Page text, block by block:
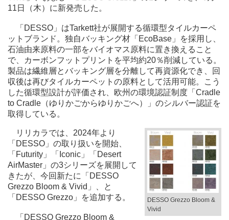
11日（木）に新発売した。
「DESSO」はTarkett社が展開する循環型タイルカーペ
ットブランド。独自バッキング材「EcoBase」を採用し、
石油由来原料の一部をバイオマス原料に置き換えること
で、カーボンフットプリントを平均約20％削減している。
製品は繊維層とバッキング層を分離して再資源化でき、回
収後は再びタイルカーペットの原料として活用可能。こう
した循環型設計が評価され、欧州の環境認証制度「Cradle
to Cradle（ゆりかごからゆりかごへ）」のシルバー認証を
取得している。
DESSO Grezzo Bloom &
Vivid
リリカラでは、2024年より
「DESSO」の取り扱いを開始、
「Futurity」「Iconic」「Desert
AirMaster」の3シリーズを展開して
きたが、今回新たに「DESSO
Grezzo Bloom & Vivid」、と
「DESSO Grezzo」を追加する。
「DESSO Grezzo Bloom &